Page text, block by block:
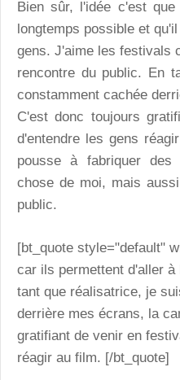
Bien sûr, l'idée c'est
longtemps possible et
gens. J'aime les festivals
rencontre du public. En
constamment cachée
C'est donc toujours
d'entendre les gens
pousse à fabriquer
chose de moi, mais
public.
[bt_quote style="default"
car ils permettent d'aller
tant que réalisatrice, je
derrière mes écrans, la
gratifiant de venir en
réagir au film. [/bt_quote]